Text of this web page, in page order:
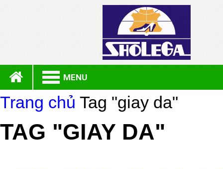
MENU
Trang chủ Tag "giay da"
TAG "GIAY DA"